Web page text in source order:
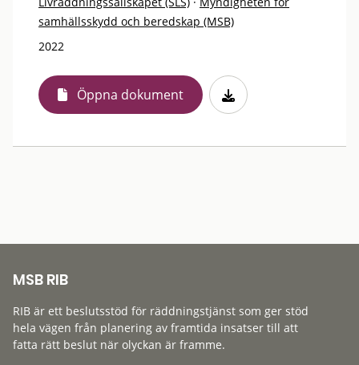
samhällsskydd och beredskap (MSB)
2022
Öppna dokument
MSB RIB
RIB är ett beslutsstöd för räddningstjänst som ger stöd
hela vägen från planering av framtida insatser till att
fatta rätt beslut när olyckan är framme.